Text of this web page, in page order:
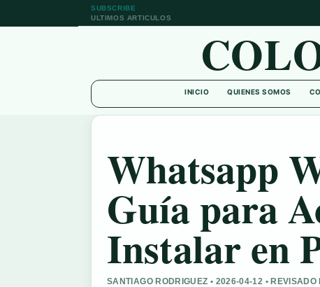
SUBSCRIBE
ULTIMOS ARTICULOS
INICIO QUIENES SOMOS
Whatsapp
Guía para
Instalar en
SANTIAGO RODRIGUEZ • 2026-04-12 •